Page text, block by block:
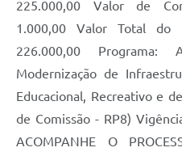
225.000,00 Valor de
1.000,00 Valor Total do
226.000,00
Modernização de
Educacional, Recreativo e
de Comissão - RP8)
ACOMPANHE O